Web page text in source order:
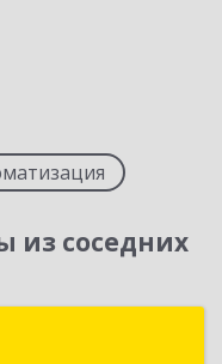
из соседних